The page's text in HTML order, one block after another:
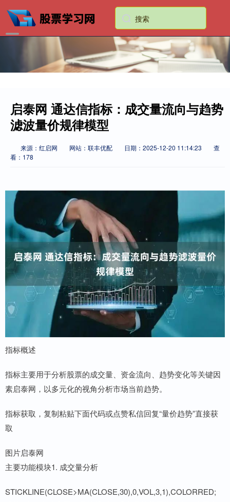
启泰网 通达信指标：成交量流向与趋势
滤波量价规律模型
来源：红启网 网站：联丰优配 日期：2025-12-20 11:14:23
查
看：178
指标概述
指标主要用于分析股票的成交量、资金流向、趋势变化等关键因
素启泰网，以多元化的视角分析市场当前趋势。
指标获取，复制粘贴下面代码或点赞私信回复“量价趋势”直接获
取
图片启泰网
主要功能模块1. 成交量分析
STICKLINE(CLOSE>MA(CLOSE,30),0,VOL,3,1),COLORRED;